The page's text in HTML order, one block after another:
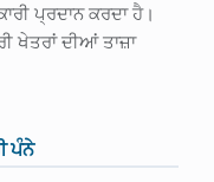
ਪ੍ਰਦਾਨ ਕਰਦਾ ਹੈ।
ਖੇਤਰਾਂ ਦੀਆਂ ਤਾਜ਼ਾ
ਪੰਨੇ